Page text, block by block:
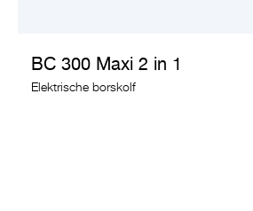
BC 300 Maxi 2 in 1
Elektrische borskolf